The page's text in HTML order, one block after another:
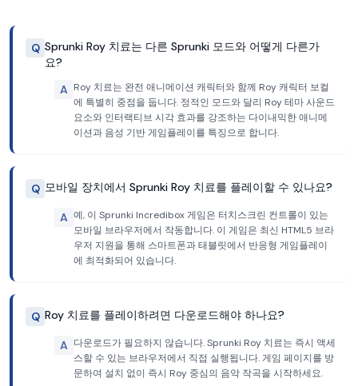
Q Sprunki Roy 치료는 다른 Sprunki 모드와 어떻게 다른가
요?
A Roy 치료는 완전 애니메이션 캐릭터와 함께 Roy 캐릭터 보컬
에 특별히 중점을 둡니다. 정적인 모드와 달리 Roy 테마 사운드
요소와 인터랙티브 시각 효과를 강조하는 다이내믹한 애니메
이션과 음성 기반 게임플레이를 특징으로 합니다.
Q 모바일 장치에서 Sprunki Roy 치료를 플레이할 수 있나요?
A 예, 이 Sprunki Incredibox 게임은 터치스크린 컨트롤이 있는
모바일 브라우저에서 작동합니다. 이 게임은 최신 HTML5 브라
우저 지원을 통해 스마트폰과 태블릿에서 반응형 게임플레이
에 최적화되어 있습니다.
Q Roy 치료를 플레이하려면 다운로드해야 하나요?
A 다운로드가 필요하지 않습니다. Sprunki Roy 치료는 즉시 액세
스할 수 있는 브라우저에서 직접 실행됩니다. 게임 페이지를 방
문하여 설치 없이 즉시 Roy 중심의 음악 작곡을 시작하세요.